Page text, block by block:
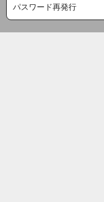
パスワード再発行